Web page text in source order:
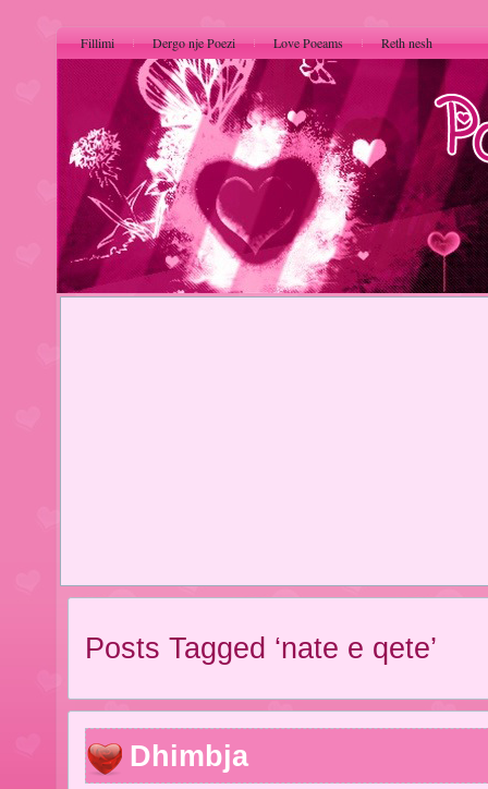
Fillimi Dergo nje Poezi Love Poeams Reth nesh
Posts Tagged ‘nate e qete’
Dhimbja